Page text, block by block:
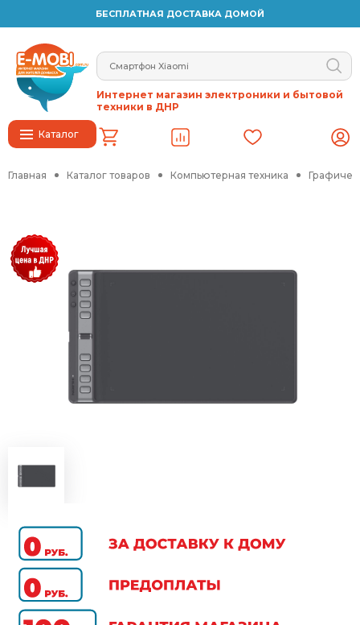
БЕСПЛАТНАЯ ДОСТАВКА ДОМОЙ
Каталог
Интернет магазин электроники и бытовой
техники в ДНР
Главная Каталог товаров Компьютерная техника